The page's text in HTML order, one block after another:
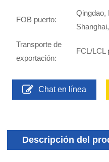
FOB puerto:
Qingdao,
Transporte de
exportación:
FCL/LCL
Chat en línea
Descripción del